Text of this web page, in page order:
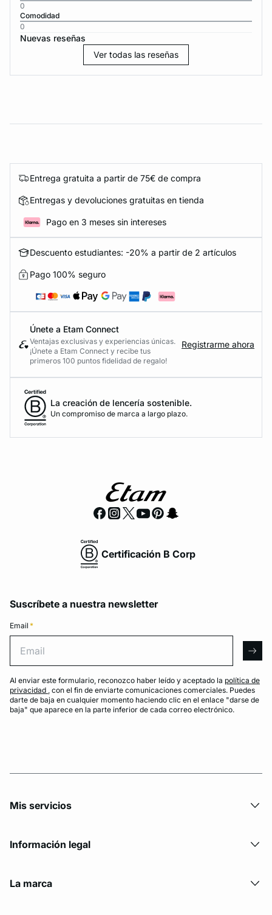
0
Comodidad
0
Nuevas reseñas
Ver todas las reseñas
Entrega gratuita a partir de 75€ de compra
Entregas y devoluciones gratuitas en tienda
Pago en 3 meses sin intereses
Descuento estudiantes: -20% a partir de 2 artículos
Pago 100% seguro
Únete a Etam Connect
Ventajas exclusivas y experiencias únicas.
¡Únete a Etam Connect y recibe tus
primeros 100 puntos fidelidad de regalo!
Registrarme ahora
La creación de lencería sostenible.
Un compromiso de marca a largo plazo.
Certificación B Corp
Suscríbete a nuestra newsletter
Email *
Al enviar este formulario, reconozco haber leído y aceptado la política de
privacidad , con el fin de enviarte comunicaciones comerciales. Puedes
darte de baja en cualquier momento haciendo clic en el enlace "darse de
baja" que aparece en la parte inferior de cada correo electrónico.
Mis servicios
Información legal
La marca